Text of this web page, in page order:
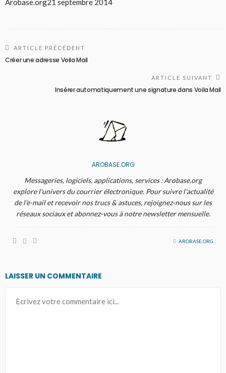
Arobase.org21 septembre 2014
ARTICLE PRÉCÉDENT
Créer une adresse Voila Mail
ARTICLE SUIVANT
Insérer automatiquement une signature dans Voila Mail
AROBASE.ORG
Messageries, logiciels, applications, services : Arobase.org
explore l'univers du courrier électronique. Pour suivre l'actualité
de l'e-mail et recevoir nos trucs & astuces, rejoignez-nous sur les
réseaux sociaux et abonnez-vous à notre newsletter mensuelle.
AROBASE.ORG
LAISSER UN COMMENTAIRE